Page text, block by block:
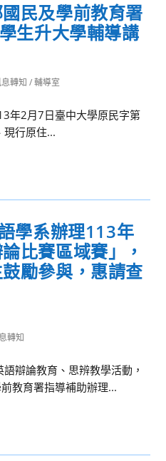
民及學前教育署
生升大學輔導講
轉知 / 輔導室
年2月7日臺中大學原民字第
行原住...
學系辦理113年
比賽區域賽」，
勵參與，惠請查
轉知
辯論教育、思辨教學活動，
教育署指導補助辦理...